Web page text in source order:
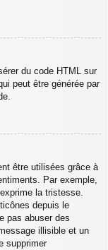
du code HTML sur
peut être générée par
être utilisées grâce à
Par exemple,
la tristesse.
depuis le
pas abuser des
illisible et un
supprimer